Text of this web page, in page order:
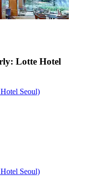
Lotte Hotel
Seoul)
Seoul)